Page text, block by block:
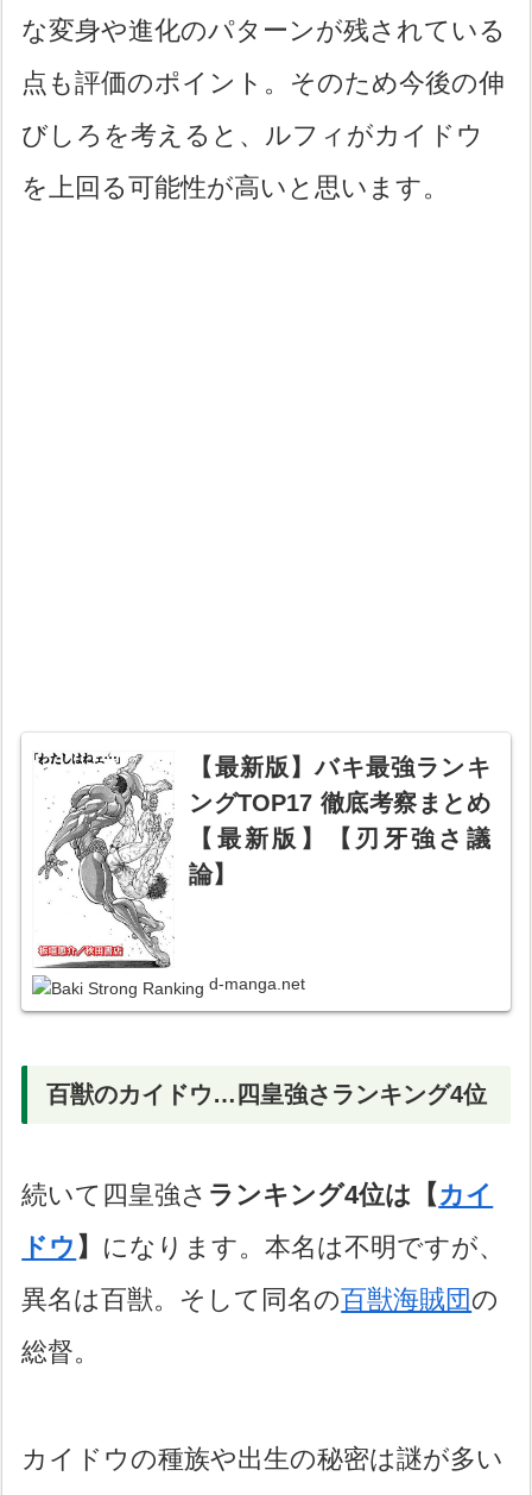
な変身や進化のパターンが残されている
点も評価のポイント。そのため今後の伸
びしろを考えると、ルフィがカイドウ
を上回る可能性が高いと思います。
【最新版】バキ最強ランキ
ングTOP17 徹底考察まとめ
【最新版】【刃牙強さ議
論】
d-manga.net
百獣のカイドウ…四皇強さランキング4位
続いて四皇強さ ランキング4位は【 カイ
ドウ 】 になります。本名は不明ですが、
異名は百獣。そして同名の百獣海賊団の
総督。
カイドウの種族や出生の秘密は謎が多い